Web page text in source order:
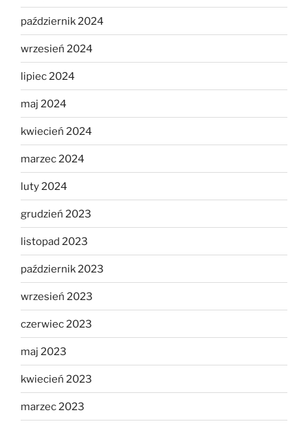
październik 2024
wrzesień 2024
lipiec 2024
maj 2024
kwiecień 2024
marzec 2024
luty 2024
grudzień 2023
listopad 2023
październik 2023
wrzesień 2023
czerwiec 2023
maj 2023
kwiecień 2023
marzec 2023